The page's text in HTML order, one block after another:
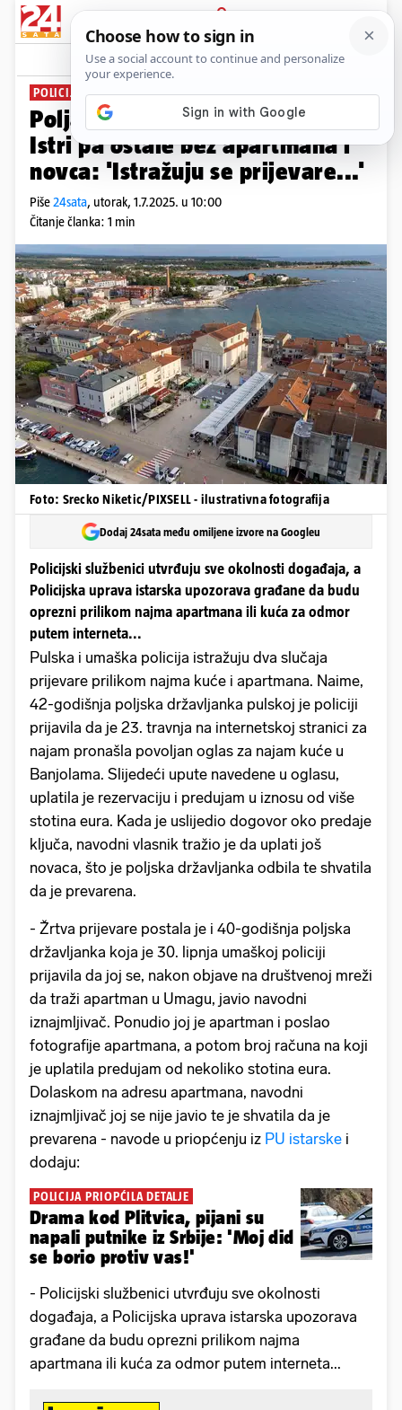
PRIJAVA
News Komentari
POLICIJA POSLALA UPOZORENJE
Poljakinje uplatile ljetovanje u
Istri pa ostale bez apartmana i
novca: 'Istražuju se prijevare...'
Piše24sata, utorak, 1.7.2025. u 10:00
Čitanje članka: 1 min
Foto: Srecko Niketic/PIXSELL - ilustrativna fotografija
Dodaj 24sata među omiljene izvore na Googleu
Policijski službenici utvrđuju sve okolnosti događaja, a
Policijska uprava istarska upozorava građane da budu
oprezni prilikom najma apartmana ili kuća za odmor
putem interneta...
Pulska i umaška policija istražuju dva slučaja
prijevare prilikom najma kuće i apartmana. Naime,
42-godišnja poljska državljanka pulskoj je policiji
prijavila da je 23. travnja na internetskoj stranici za
najam pronašla povoljan oglas za najam kuće u
Banjolama. Slijedeći upute navedene u oglasu,
uplatila je rezervaciju i predujam u iznosu od više
stotina eura. Kada je uslijedio dogovor oko predaje
ključa, navodni vlasnik tražio je da uplati još
novaca, što je poljska državljanka odbila te shvatila
da je prevarena.
- Žrtva prijevare postala je i 40-godišnja poljska
državljanka koja je 30. lipnja umaškoj policiji
prijavila da joj se, nakon objave na društvenoj mreži
da traži apartman u Umagu, javio navodni
iznajmljivač. Ponudio joj je apartman i poslao
fotografije apartmana, a potom broj računa na koji
je uplatila predujam od nekoliko stotina eura.
Dolaskom na adresu apartmana, navodni
iznajmljivač joj se nije javio te je shvatila da je
prevarena - navode u priopćenju iz PU istarske i
dodaju:
POLICIJA PRIOPĆILA DETALJE
Drama kod Plitvica, pijani su
napali putnike iz Srbije: 'Moj did
se borio protiv vas!'
- Policijski službenici utvrđuju sve okolnosti
događaja, a Policijska uprava istarska upozorava
građane da budu oprezni prilikom najma
apartmana ili kuća za odmor putem interneta...